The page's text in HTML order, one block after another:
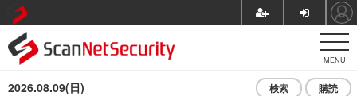
MENU
2026.08.09(日) 検索 購読